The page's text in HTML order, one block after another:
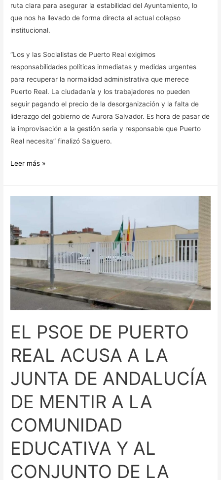
ruta clara para asegurar la estabilidad del Ayuntamiento, lo
que nos ha llevado de forma directa al actual colapso
institucional.
“Los y las Socialistas de Puerto Real exigimos
responsabilidades políticas inmediatas y medidas urgentes
para recuperar la normalidad administrativa que merece
Puerto Real. La ciudadanía y los trabajadores no pueden
seguir pagando el precio de la desorganización y la falta de
liderazgo del gobierno de Aurora Salvador. Es hora de pasar de
la improvisación a la gestión seria y responsable que Puerto
Real necesita” finalizó Salguero.
Leer más »
EL PSOE DE PUERTO
REAL ACUSA A LA
JUNTA DE ANDALUCÍA
DE MENTIR A LA
COMUNIDAD
EDUCATIVA Y AL
CONJUNTO DE LA
DE
PUERTO
ACUSA
A
LA
DE
ANDALUCÍA
DE
MENTIR
A
LA
COMUNIDAD
EDUCATIVA
AL
DE
SOCIEDAD